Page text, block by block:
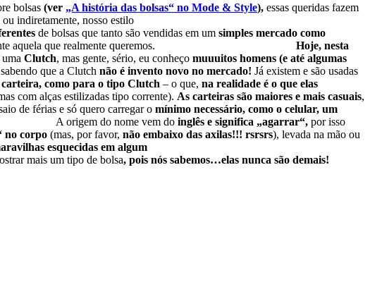
(ver „A história das bolsas“ no Mode & Style), essas queridas fazem
indiretamente, nosso estilo
de bolsas que tanto são vendidas em um simples mercado como
exatamente aquela que realmente queremos. Hoje, nesta
Clutch, mas gente, sério, eu conheço muuuitos homens (e até algumas
a Clutch não é invento novo no mercado! Já existem e são usadas
carteira, como para o tipo Clutch – o que, na realidade é o que elas
com alças estilizadas tipo corrente). As carteiras são maiores e mais casuais,
férias e só quero carregar o mínimo necessário, como o celular, um
A origem do nome vem do inglês e significa „agarrar“, por isso
no corpo (mas, por favor, não embaixo das axilas!!! rsrsrs), levada na mão ou
esquecidas em algum
mais um tipo de bolsa, pois nós sabemos…elas nunca são demais!